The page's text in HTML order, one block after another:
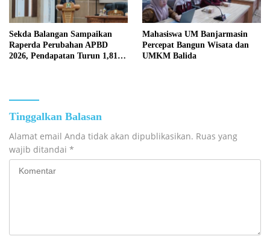
Sekda Balangan Sampaikan
Raperda Perubahan APBD
2026, Pendapatan Turun 1,81
Mahasiswa UM Banjarmasin
Percepat Bangun Wisata dan
UMKM Balida
Tinggalkan Balasan
Alamat email Anda tidak akan dipublikasikan. Ruas yang
wajib ditandai *